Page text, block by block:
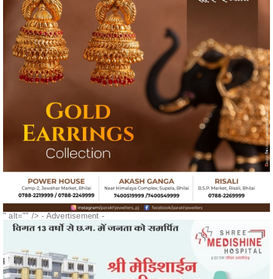
" alt="" />- Advertisement -